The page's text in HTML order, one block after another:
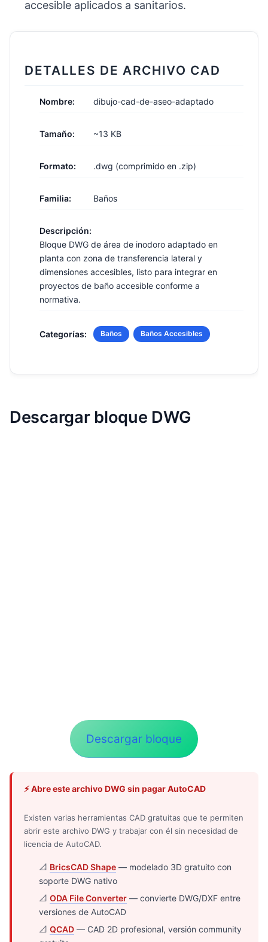
accesible aplicados a sanitarios.
DETALLES DE ARCHIVO CAD
Nombre: dibujo-cad-de-aseo-adaptado
Tamaño: ~13 KB
Formato: .dwg (comprimido en .zip)
Familia: Baños
Descripción:
Bloque DWG de área de inodoro adaptado en
planta con zona de transferencia lateral y
dimensiones accesibles, listo para integrar en
proyectos de baño accesible conforme a
normativa.
Categorías: Baños Baños Accesibles
Descargar bloque DWG
Descargar bloque
⚡ Abre este archivo DWG sin pagar AutoCAD
Existen varias herramientas CAD gratuitas que te permiten
abrir este archivo DWG y trabajar con él sin necesidad de
licencia de AutoCAD.
📐 BricsCAD Shape — modelado 3D gratuito con
soporte DWG nativo
📐ODA File Converter — convierte DWG/DXF entre
versiones de AutoCAD
📐QCAD — CAD 2D profesional, versión community